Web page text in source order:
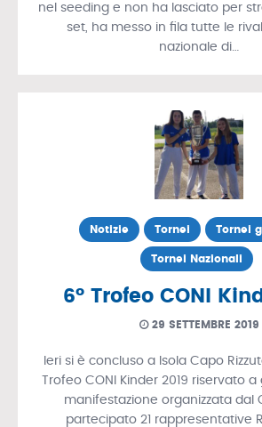
nel seeding e non ha lasciato per
set, ha messo in fila tutte le
nazionale di…
Notizie Tornei Tornei
Tornei Nazionali
6° Trofeo CONI
29 SETTEMBRE 2019
Ieri si è concluso a Isola Capo
Trofeo CONI Kinder 2019 riservato a
manifestazione organizzata dal
partecipato 21 rappresentative